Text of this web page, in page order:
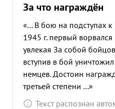
За что награждён
«... В бою на подступах к
1945 г. первый
увлекая За собой
вступив в бой
немцев. Достоин
третьей степени ...»
Текст распознан